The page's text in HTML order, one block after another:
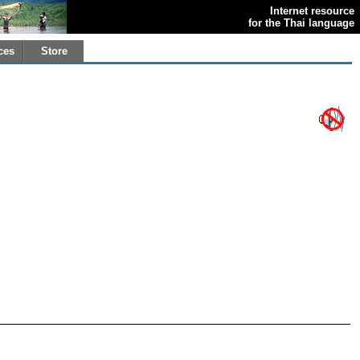
Internet resource
for the Thai language
Store